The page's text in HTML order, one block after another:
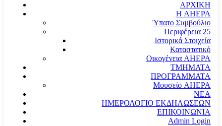
ΑΡΧΙΚΗ
Η AHEPA
Ύπατο Συµβούλιο
Περιφέρεια 25
Ιστορικά Στοιχεία
Καταστατικό
Οικογένεια AHEPA
ΤΜΗΜΑΤΑ
ΠΡΟΓΡΑΜΜΑΤΑ
Μουσείο AHEPA
ΝΕΑ
ΗΜΕΡΟΛΟΓΙΟ ΕΚΔΗΛΩΣΕΩΝ
ΕΠΙΚΟΙΝΩΝΙΑ
Admin Login